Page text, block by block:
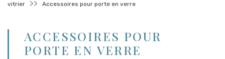
vitrier
Accessoires pour porte en verre
ACCESSOIRES POUR
PORTE EN VERRE